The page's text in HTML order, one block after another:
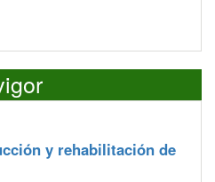
y rehabilitación de